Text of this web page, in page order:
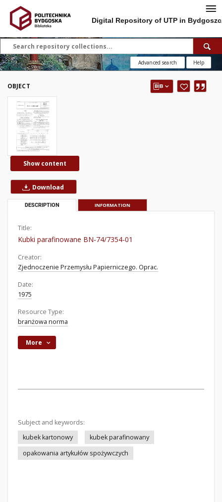
Digital Repository of UTP in
Advanced search Help
OBJECT
Show content
Download
DESCRIPTION INFORMATION
Title:
Kubki parafinowane BN-74/7354-01
Creator:
Zjednoczenie Przemysłu Papierniczego. Oprac.
Date:
1975
Resource Type:
branżowa norma
More
Subject and keywords:
kubek kartonowy
kubek parafinowany
opakowania artykułów spożywczych